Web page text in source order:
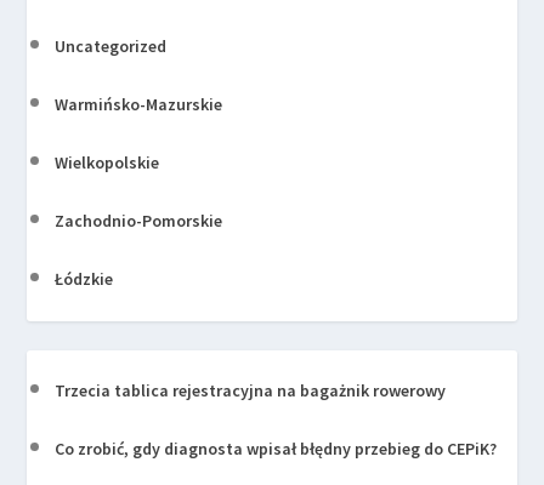
Uncategorized
Warmińsko-Mazurskie
Wielkopolskie
Zachodnio-Pomorskie
Łódzkie
Trzecia tablica rejestracyjna na bagażnik rowerowy
Co zrobić, gdy diagnosta wpisał błędny przebieg do CEPiK?